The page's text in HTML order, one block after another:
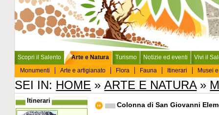
Scopri il Salento
Arte e Natura
Monumenti
Arte e artigianato Flora Fauna Itinerari Musei
Turismo Notizie ed eventi Vivi il
SEI IN: HOME »ARTE E NATURA»
Colonna di San Giovanni
Itinerari